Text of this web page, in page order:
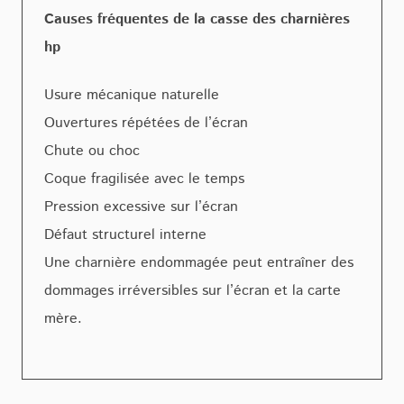
Causes fréquentes de la casse des charnières
hp
Usure mécanique naturelle
Ouvertures répétées de l’écran
Chute ou choc
Coque fragilisée avec le temps
Pression excessive sur l’écran
Défaut structurel interne
Une charnière endommagée peut entraîner des
dommages irréversibles sur l’écran et la carte
mère.